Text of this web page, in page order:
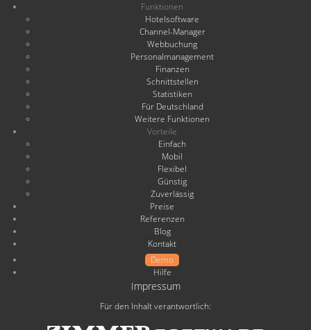
Funktionen
Hotelsoftware
Channel-Manager
Webbuchung
Personalmanagement
Finanzen
Schnittstellen
Statistiken
Für Deutschland
Weitere Funktionen
Vorteile
Einfach
Mobil
Flexibel
Günstig
Zuverlässig
Preise
Referenzen
Blog
Kontakt
Demo
Hilfe
Impressum
Für den Inhalt verantwortlich: